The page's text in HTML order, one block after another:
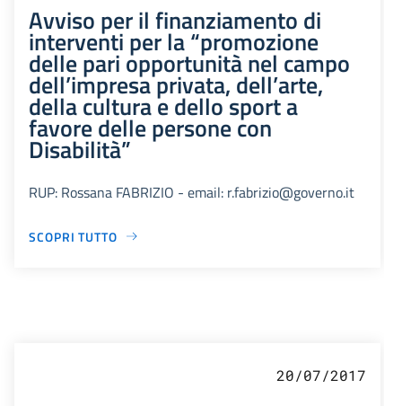
Avviso per il finanziamento di
interventi per la “promozione
delle pari opportunità nel campo
dell’impresa privata, dell’arte,
della cultura e dello sport a
favore delle persone con
Disabilità”
RUP: Rossana FABRIZIO - email: r.fabrizio@governo.it
SCOPRI TUTTO
20/07/2017